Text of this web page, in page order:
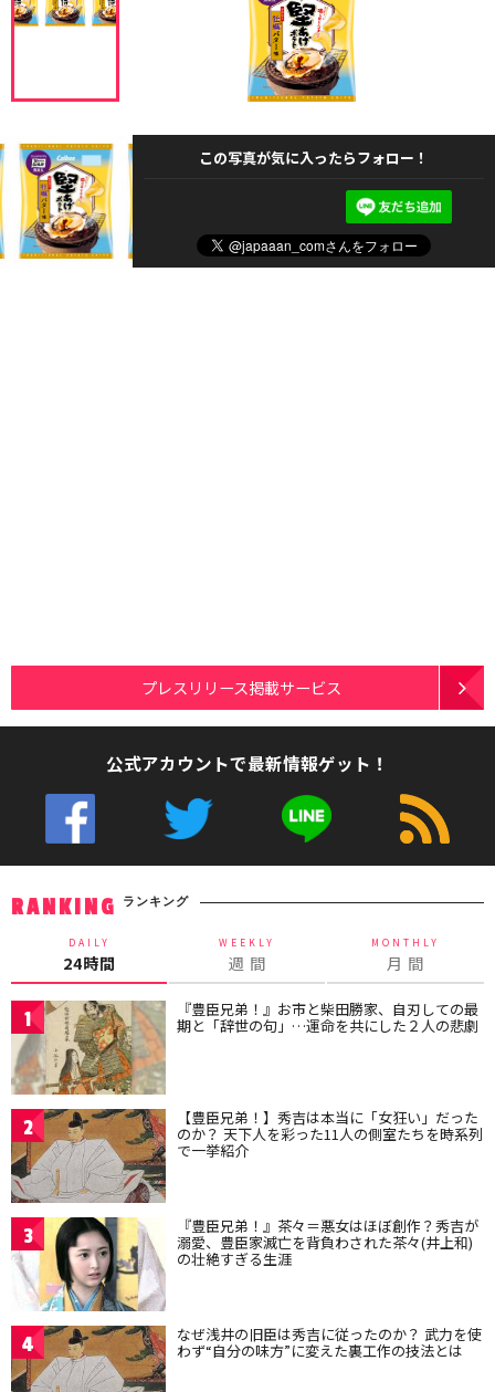
この写真が気に入ったらフォロー！
プレスリリース掲載サービス
公式アカウントで最新情報ゲット！
RANKING ランキング
DAILY
24時間
WEEKLY
週 間
MONTHLY
月 間
1 『豊臣兄弟！』お市と柴田勝家、自刃しての最
期と「辞世の句」…運命を共にした２人の悲劇
2 【豊臣兄弟！】秀吉は本当に「女狂い」だった
のか？ 天下人を彩った11人の側室たちを時系列
で一挙紹介
3 『豊臣兄弟！』茶々＝悪女はほぼ創作？秀吉が
溺愛、豊臣家滅亡を背負わされた茶々(井上和)
の壮絶すぎる生涯
4 なぜ浅井の旧臣は秀吉に従ったのか？ 武力を使
わず“自分の味方”に変えた裏工作の技法とは